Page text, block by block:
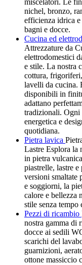
nichel, bronzo,
efficienza idrica
bagni e docce.
Cucina ed
Attrezzature da
elettrodomestici
e stile. La nostra
cottura,
lavelli da cucina.
disponibili in
adattano
tradizionali. Ogni
energetica e
quotidiana.
Pietra lavica
Lastre Esplora la
in pietra
piastrelle, lastre
versioni smaltate
e soggiorni, la
calore e bellezza
stile senza
Pezzi di ricambio
nostra gamma di
docce ai sedili
scarichi del
guarnizioni,
ottone massiccio